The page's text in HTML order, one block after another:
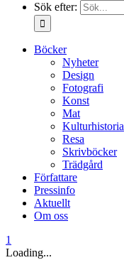
Sök efter:
Böcker
Nyheter
Design
Fotografi
Konst
Mat
Kulturhistoria
Resa
Skrivböcker
Trädgård
Författare
Pressinfo
Aktuellt
Om oss
1
Loading...